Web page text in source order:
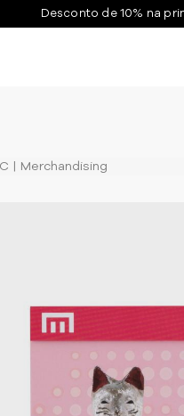
Desconto de 10% na
Merchandising